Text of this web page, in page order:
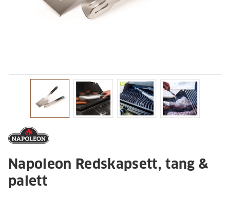
Napoleon Redskapsett, tang &
palett